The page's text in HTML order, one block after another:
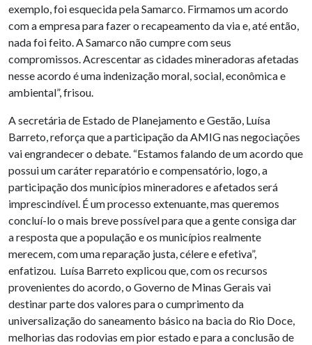
exemplo, foi esquecida pela Samarco. Firmamos um acordo
com a empresa para fazer o recapeamento da via e, até então,
nada foi feito. A Samarco não cumpre com seus
compromissos. Acrescentar as cidades mineradoras afetadas
nesse acordo é uma indenização moral, social, econômica e
ambiental”, frisou.
A secretária de Estado de Planejamento e Gestão, Luísa
Barreto, reforça que a participação da AMIG nas negociações
vai engrandecer o debate. “Estamos falando de um acordo que
possui um caráter reparatório e compensatório, logo, a
participação dos municípios mineradores e afetados será
imprescindível. É um processo extenuante, mas queremos
concluí-lo o mais breve possível para que a gente consiga dar
a resposta que a população e os municípios realmente
merecem, com uma reparação justa, célere e efetiva”,
enfatizou. Luísa Barreto explicou que, com os recursos
provenientes do acordo, o Governo de Minas Gerais vai
destinar parte dos valores para o cumprimento da
universalização do saneamento básico na bacia do Rio Doce,
melhorias das rodovias em pior estado e para a conclusão de